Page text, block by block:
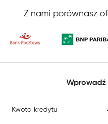
Z nami porównasz
Wprowadź
Kwota kredytu